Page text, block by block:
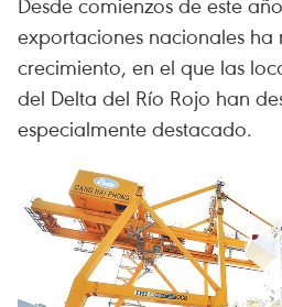
exportaciones nacionales
crecimiento, en el que las
del Delta del Río Rojo han
especialmente destacado.